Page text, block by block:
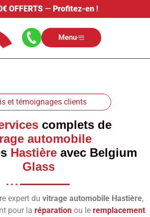
OFFERTS— Profitez-en!
Menu
et témoignages clients
complets de
automobile
Hastière avec Belgium
Glass
expert du vitrage automobile Hastière,
pour la réparation ou le remplacement